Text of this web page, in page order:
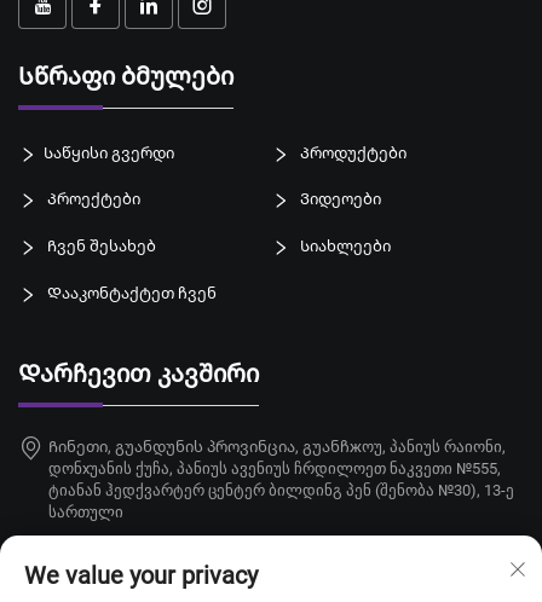
Სწრაფი ბმულები
Საწყისი გვერდი Პროდუქტები
Პროექტები Ვიდეოები
Ჩვენ შესახებ Სიახლეები
Დააკონტაქტეთ ჩვენ
Დარჩევით კავშირი
Ჩინეთი, გუანდუნის პროვინცია, გუანჩжოუ, პანიუს რაიონი,
დონхუანის ქუჩა, პანიუს ავენიუს ჩრდილოეთ ნაკვეთი №555,
ტიანან ჰედქვარტერ ცენტერ ბილდინგ პენ (შენობა №30), 13-ე
სართული
We value your privacy